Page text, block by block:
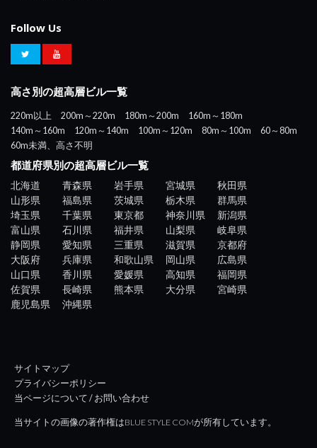
Follow Us
高さ別の超高層ビル一覧
220m以上 200m～220m 180m～200m
160m～180m
140m～160m
120m～140m 100m～120m 80m～100m
60～80m
60m未満、高さ不明
都道府県別の超高層ビル一覧
北海道 青森県 岩手県 宮城県
秋田県
山形県
福島県 茨城県 栃木県
群馬県
埼玉県
千葉県 東京都 神奈川県
新潟県
富山県
石川県 福井県 山梨県
岐阜県
静岡県
愛知県 三重県 滋賀県
京都府
大阪府
兵庫県 和歌山県 岡山県
広島県
山口県
香川県 愛媛県 高知県
福岡県
佐賀県
長崎県 熊本県 大分県
宮崎県
鹿児島県
沖縄県
サイトマップ
プライバシーポリシー
当ページについて / お問い合わせ
当サイトの画像の著作権はBLUE STYLE COMが所有しています。